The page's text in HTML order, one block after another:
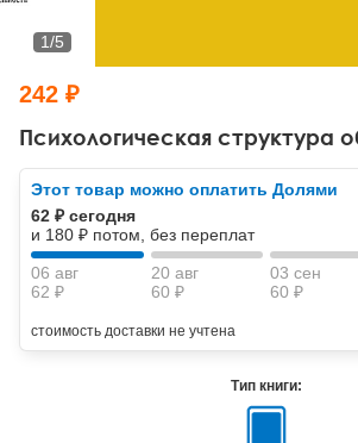
Другие направления психотерапии
Классический, эриксоновский гипноз
НЛП
Социальная психология
Классический и юнгианский
Психологическая структура
1/5
242 ₽
Этот товар можно оплатить Долями
62 ₽ сегодня
и 180 ₽ потом, без переплат
06 авг
62 ₽
20 авг
60 ₽
03 сен
60 ₽
стоимость доставки не учтена
Тип книги: